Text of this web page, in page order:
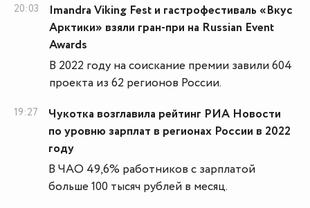
20:03
Imandra Viking Fest и гастрофестиваль «Вкус
Арктики» взяли гран-при на Russian Event
Awards
В 2022 году на соискание премии завили 604
проекта из 62 регионов России.
19:27
Чукотка возглавила рейтинг РИА Новости
по уровню зарплат в регионах России в 2022
году
В ЧАО 49,6% работников с зарплатой
больше 100 тысяч рублей в месяц.